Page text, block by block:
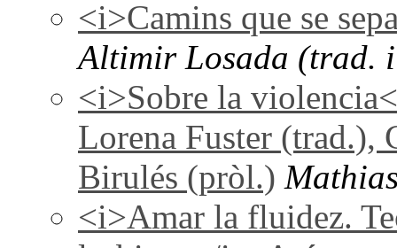
<i>Camins que se
Altimir Losada (trad.
<i>Sobre la
Lorena Fuster (trad.),
Birulés (pròl.)
<i>Amar la fluidez.